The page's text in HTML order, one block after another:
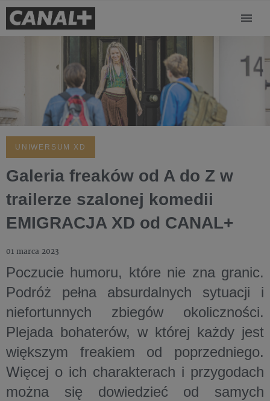
UNIWERSUM XD
Galeria freaków od A do Z w
trailerze szalonej komedii
EMIGRACJA XD od CANAL+
01 marca 2023
Poczucie humoru, które nie zna granic.
Podróż pełna absurdalnych sytuacji i
niefortunnych zbiegów okoliczności.
Plejada bohaterów, w której każdy jest
większym freakiem od poprzedniego.
Więcej o ich charakterach i przygodach
można się dowiedzieć od samych